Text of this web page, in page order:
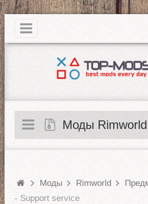
|
Моды Rimworld
Моды Rimworld
- Support service